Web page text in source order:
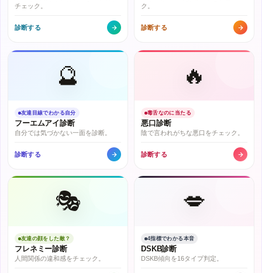
チェック。
診断する
ク。
診断する
🔮
友達目線でわかる自分
フーエムアイ診断
自分では気づかない一面を診断。
診断する
🔥
毒舌なのに当たる
悪口診断
陰で言われがちな悪口をチェック。
診断する
🎭
友達の顔をした敵？
フレネミー診断
人間関係の違和感をチェック。
💋
4指標でわかる本音
DSKB診断
DSKB傾向を16タイプ判定。